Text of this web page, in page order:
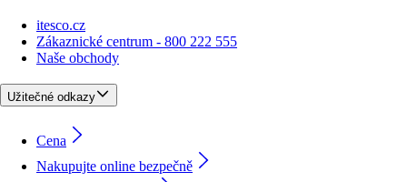
itesco.cz
Zákaznické centrum - 800 222 555
Naše obchody
Užitečné odkazy
Cena
Nakupujte online bezpečně